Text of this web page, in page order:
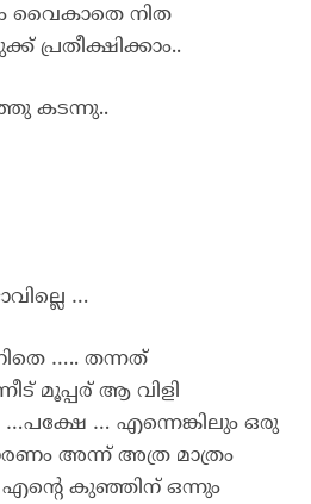
വൈകാതെ നിത
പ്രതീക്ഷിക്കാം..
കടന്നു..
…
….. തന്നത്
മൂപ്പര് ആ വിളി
… എന്നെങ്കിലും ഒരു
അന്ന് അത്ര മാത്രം
കുഞ്ഞിന് ഒന്നും